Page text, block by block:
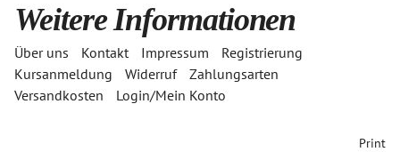
Weitere Informationen
Über uns Kontakt Impressum
Registrierung
Kursanmeldung
Widerruf
Zahlungsarten
Versandkosten
Login/Mein Konto
Print